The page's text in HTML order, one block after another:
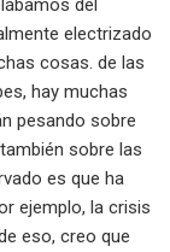
del
electrizado
cosas. de las
hay muchas
pesando sobre
sobre las
es que ha
ejemplo, la crisis
eso, creo que